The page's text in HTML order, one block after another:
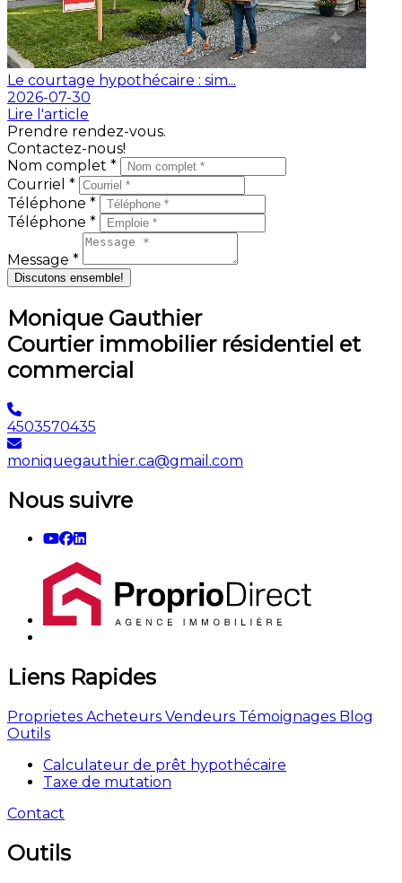
Le courtage hypothécaire : sim...
2026-07-30
Lire l'article
Prendre rendez-vous.
Contactez-nous!
Nom complet *
Courriel *
Téléphone *
Téléphone *
Message *
Discutons ensemble!
Monique Gauthier
Courtier immobilier résidentiel et
commercial
4503570435
moniquegauthier.ca@gmail.com
Nous suivre
Liens Rapides
Proprietes Acheteurs Vendeurs Témoignages Blog
Outils
Calculateur de prêt hypothécaire
Taxe de mutation
Contact
Outils